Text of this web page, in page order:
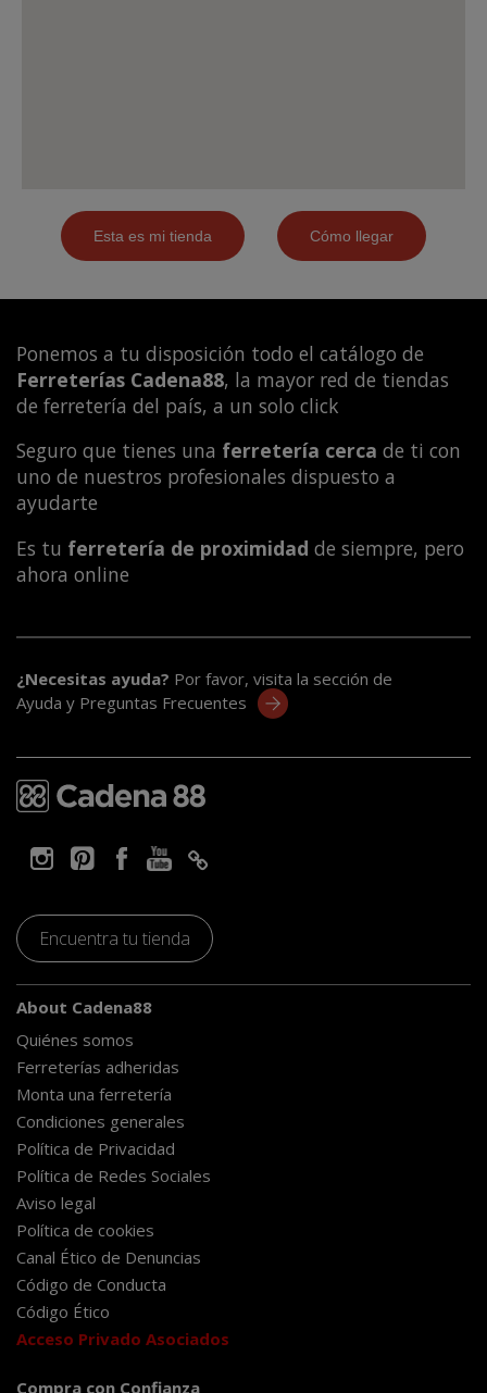
Ponemos a tu disposición todo el catálogo de
Ferreterías Cadena88, la mayor red de tiendas
de ferretería del país, a un solo click
Seguro que tienes una ferretería cerca de ti con
uno de nuestros profesionales dispuesto a
ayudarte
Es tu ferretería de proximidad de siempre, pero
ahora online
¿Necesitas ayuda? Por favor, visita la sección de
Ayuda y Preguntas Frecuentes
Encuentra tu tienda
About Cadena88
Quiénes somos
Ferreterías adheridas
Monta una ferretería
Condiciones generales
Política de Privacidad
Política de Redes Sociales
Aviso legal
Política de cookies
Canal Ético de Denuncias
Código de Conducta
Código Ético
Acceso Privado Asociados
Compra con Confianza